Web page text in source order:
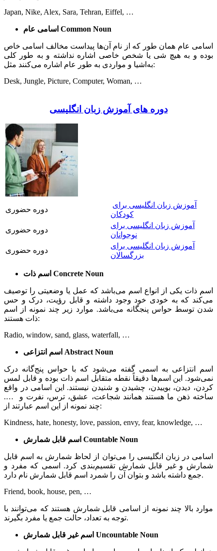
Japan, Nike, Alex, Sara, Tehran, Eiffel, …
Common Noun
اسامی عام همان طور که از نام آن‌ها پیداست مخالف اسامی خاص
بوده و به هیچ شی یا شخص خاصی اشاره نداشته و به طور کلی
به‌اشیا و مواردی به طور عام اشاره می‌کنند مثل:
Desk, Jungle, Picture, Computer, Woman, …
دوره های آموزش زبان انگلیسی
دوره حضوری
آموزش زبان انگلیسی برای
کودکان
دوره حضوری
آموزش زبان انگلیسی برای
نوجوانان
دوره حضوری
آموزش زبان انگلیسی برای
بزرگسالان
Concrete Noun
اسم ذات یکی از انواع اسم می‌باشد که عمل یا وضعیتی را توصیف
می‌کند که به خودی خود وجود داشته و قابل رؤیت، درک و حس
شدن توسط حواس پنجگانه می‌باشد. موارد زیر چند نمونه از اسم
ذات هستند:
Radio, window, sand, glass, waterfall, …
Abstract Noun
اسم انتزاعی به اسمی گفته می‌شود که با حواس پنج‌گانه درک
نمی‌شود. این اسم‌ها دقیقاً نقطه متقابل اسم ذات بوده و قابل لمس
کردن، دیدن، بوییدن، چشیدن و شنیدن نیستند. این اسامی در واقع
ساخته ذهن ما هستند همانند شجاعت، عشق، ترس، نفرت و ….
چند نمونه از این اسم عبارتند از:
Kindness, hate, honesty, love, passion, envy, fear, knowledge, …
Countable Noun
اسامی در زبان انگلیسی را می‌توان از لحاظ شمارش به اسم قابل
شمارش و غیر قابل شمارش تقسیم‌بندی کرد. اسمی که مفرد و
جمع داشته باشد و بتوان آن را شمرد اسم قابل شمارش نام دارد.
Friend, book, house, pen, …
موارد بالا چند نمونه از اسامی قابل شمارش هستند که می‌توانند با
توجه به تعداد، حالت جمع یا مفرد بگیرند.
Uncountable Noun